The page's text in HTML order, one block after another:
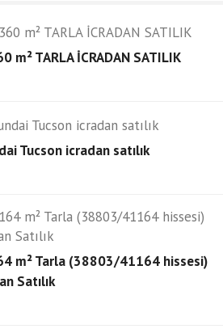
m² TARLA İCRADAN SATILIK
Tucson icradan satılık
m² Tarla (38803/41164 hissesi)
Satılık